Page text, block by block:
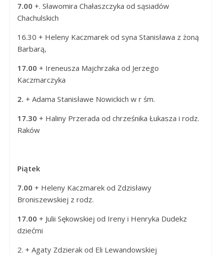
7.00 +. Sławomira Chałaszczyka od sąsiadów
Chachulskich
16.30 + Heleny Kaczmarek od syna Stanisława z żoną
Barbarą,
17.00 + Ireneusza Majchrzaka od Jerzego
Kaczmarczyka
2. + Adama Stanisławe Nowickich w r śm.
17.30 + Haliny Przerada od chrześnika Łukasza i rodz.
Raków
Piątek
7.00 + Heleny Kaczmarek od Zdzisławy
Broniszewskiej z rodz.
17.00 + Julii Sękowskiej od Ireny i Henryka Dudekz
dziećmi
2. + Agaty Zdzierak od Eli Lewandowskiej